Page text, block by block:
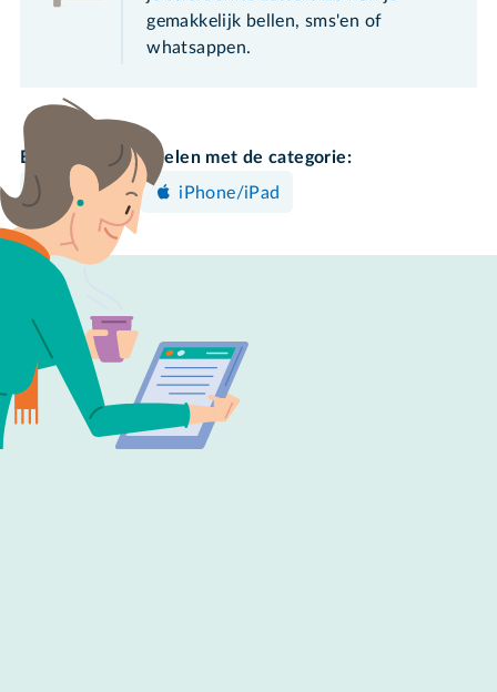
gemakkelijk bellen, sms'en of
whatsappen.
Bekijk meer artikelen met de categorie:
Instellen
iPhone/iPad